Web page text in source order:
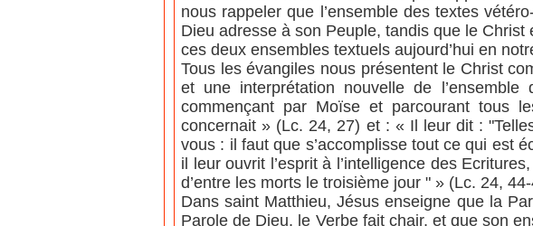
nous rappeler que l’ensemble des textes
Dieu adresse à son Peuple, tandis que le
ces deux ensembles textuels aujourd’hui en
Tous les évangiles nous présentent le Christ
et une interprétation nouvelle de
commençant par Moïse et parcourant tous
concernait » (Lc. 24, 27) et : « Il leur dit :
vous : il faut que s’accomplisse tout ce qui est
il leur ouvrit l’esprit à l’intelligence des
d’entre les morts le troisième jour " » (Lc. 24,
Dans saint Matthieu, Jésus enseigne que la
Parole de Dieu, le Verbe fait chair, et que son